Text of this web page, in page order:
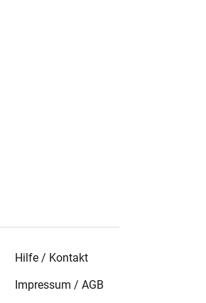
Hilfe / Kontakt
Impressum / AGB